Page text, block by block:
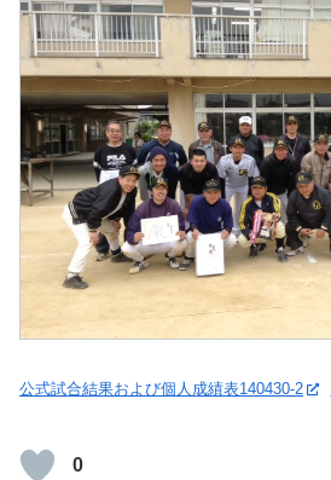
公式試合結果および個人成績表140430-2
0